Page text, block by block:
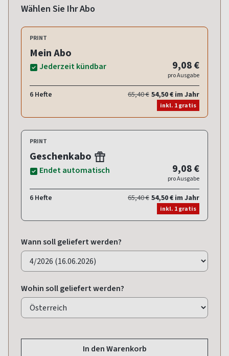
Wählen Sie Ihr Abo
PRINT
Mein Abo
Jederzeit kündbar 9,08 €
pro Ausgabe
6 Hefte 65,40 € 54,50 € im Jahr
inkl. 1 gratis
PRINT
Geschenkabo
Endet automatisch 9,08 €
pro Ausgabe
6 Hefte 65,40 € 54,50 € im Jahr
inkl. 1 gratis
Wann soll geliefert werden?
Wohin soll geliefert werden?
In den Warenkorb